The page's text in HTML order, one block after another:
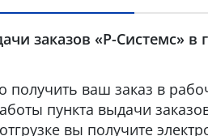
заказов «Р-Системс» в
получить ваш заказ в
пункта выдачи
вы получите